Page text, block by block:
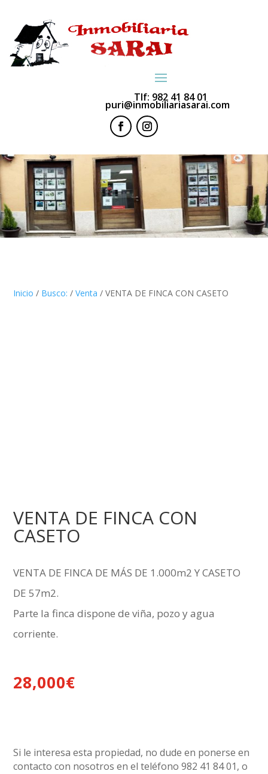
Tlf: 982 41 84 01
puri@inmobiliariasarai.com
Inicio / Busco: /Venta / VENTA DE FINCA CON CASETO
VENTA DE FINCA CON
CASETO
VENTA DE FINCA DE MÁS DE 1.000m2 Y CASETO
DE 57m2.
Parte la finca dispone de viña, pozo y agua
corriente.
28,000€
Si le interesa esta propiedad, no dude en ponerse en
contacto con nosotros en el teléfono 982 41 84 01, o